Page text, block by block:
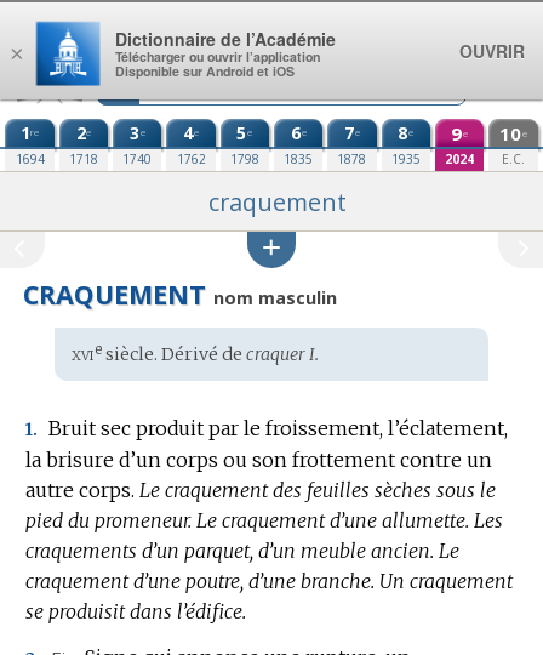
Aller au contenu
1re
1694
2e
1718
3e
1740
4e
1762
5e
1798
6e
1835
7e
1878
8e
1935
9e
2024
10e
E.C.
craquement
CRAQUEMENT nom masculin
Étymologie
:
xviesiècle. Dérivé de craquer I.
1. Bruit sec produit par le froissement, l’éclatement,
la brisure d’un corps ou son frottement contre un
autre corps. Le craquement des feuilles sèches sous le
pied du promeneur. Le craquement d’une allumette. Les
craquements d’un parquet, d’un meuble ancien. Le
craquement d’une poutre, d’une branche. Un craquement
se produisit dans l’édifice.
×
Dictionnaire de l’Académie
Télécharger ou ouvrir l’application
Disponible sur Android et iOS
OUVRIR